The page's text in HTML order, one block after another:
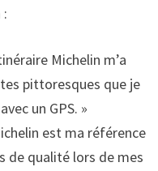
Michelin m’a
pittoresques que je
un GPS. »
est ma référence
de qualité lors de mes